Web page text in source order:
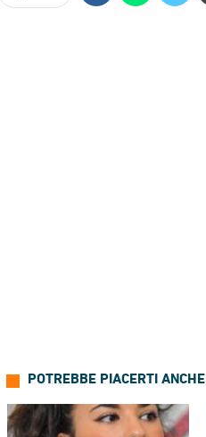
POTREBBE PIACERTI ANCHE